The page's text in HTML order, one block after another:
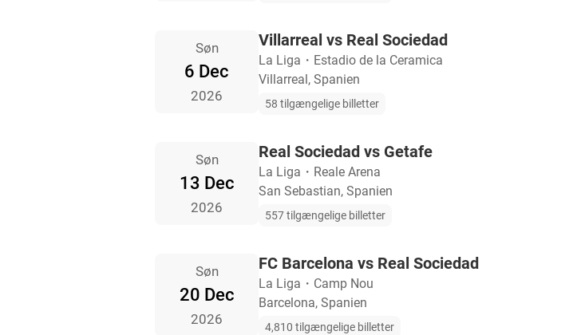
Søn
6 Dec
2026
Villarreal vs Real Sociedad
La Liga ・ Estadio de la Ceramica
Villarreal, Spanien
58 tilgængelige billetter
Søn
13 Dec
2026
Real Sociedad vs Getafe
La Liga ・ Reale Arena
San Sebastian, Spanien
557 tilgængelige billetter
Søn
20 Dec
2026
FC Barcelona vs Real Sociedad
La Liga ・ Camp Nou
Barcelona, Spanien
4,810 tilgængelige billetter